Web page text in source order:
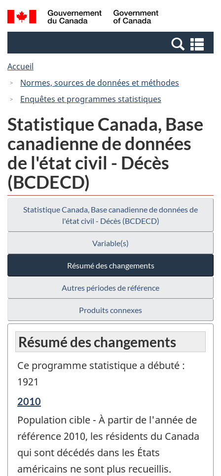
Passer
au
Passer
à
Canada
Recherche
et
et
Accueil
Normes, sources de données et méthodes
Enquêtes et programmes statistiques
Statistique Canada, Base
canadienne de données
de l'état civil - Décès
(BCDECD)
Statistique Canada, Base canadienne de données de
l'état civil - Décès (BCDECD)
Variable(s)
Résumé des changements
Autres périodes de référence
Produits connexes
Résumé des changements
Ce programme statistique a débuté :
1921
Période
référence
de
-
2010
Population cible - À partir de l'année de
référence 2010, les résidents du Canada
qui sont décédés dans les États
américains ne sont plus recueillis.